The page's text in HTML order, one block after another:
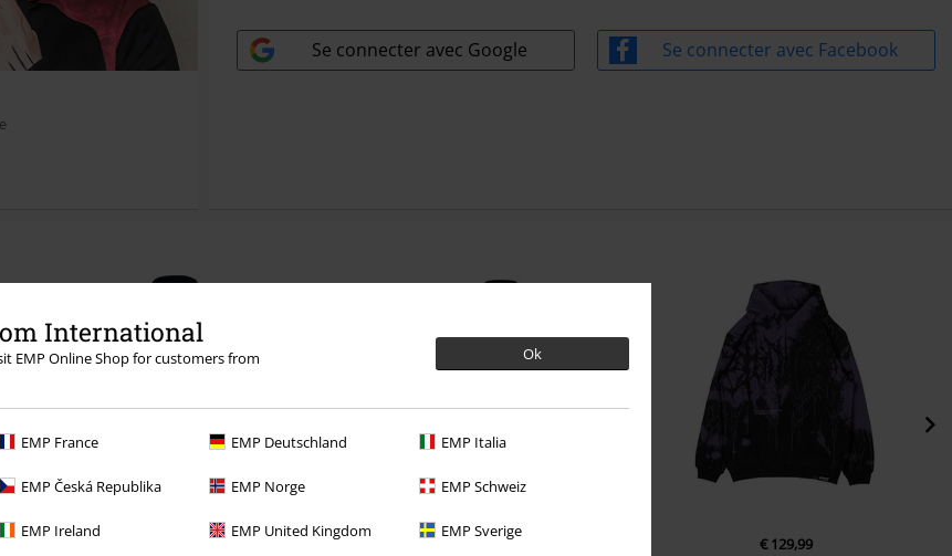
International
EMP Online Shop for customers from
Ok
EMP France EMP Deutschland EMP Italia
EMP Česká Republika EMP Norge EMP Schweiz
EMP Ireland EMP United Kingdom EMP Sverige
Se connecter avec Google
Se connecter avec Facebook
€ 69,99
€ 64,99
PVC € 59,99
€ 53,99
€ 129,99